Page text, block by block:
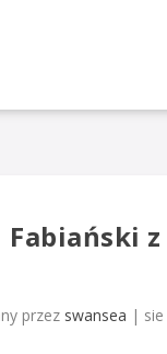
Fabiański
przez swansea |